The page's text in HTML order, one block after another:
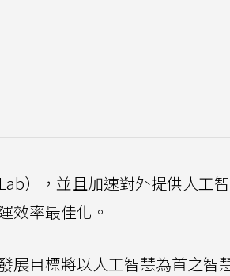
Lab），並且加速對外提供人工
效率最佳化。
展目標將以人工智慧為首之智